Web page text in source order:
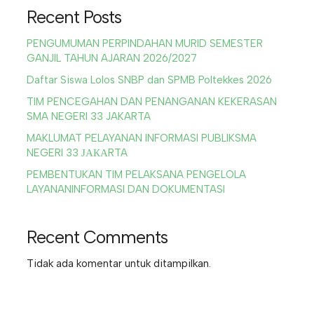
Recent Posts
PENGUMUMAN PERPINDAHAN MURID SEMESTER
GANJIL TAHUN AJARAN 2026/2027
Daftar Siswa Lolos SNBP dan SPMB Poltekkes 2026
TIM PENCEGAHAN DAN PENANGANAN KEKERASAN
SMA NEGERI 33 JAKARTA
MAKLUMAT PELAYANAN INFORMASI PUBLIKSMA
NEGERI 33 ЈАКАRTA
PEMBENTUKAN TIM PELAKSANA PENGELOLA
LAYANANINFORMASI DAN DOKUMENTASI
Recent Comments
Tidak ada komentar untuk ditampilkan.